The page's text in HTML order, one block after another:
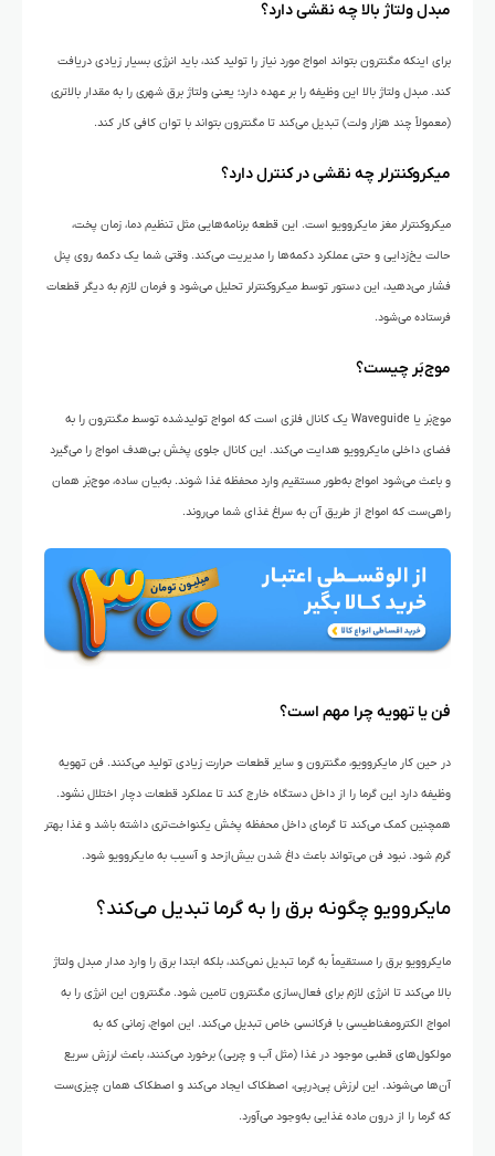
مبدل ولتاژ بالا چه نقشی دارد؟
برای اینکه مگنترون بتواند امواج مورد نیاز را تولید کند، باید انرژی بسیار زیادی دریافت
کند. مبدل ولتاژ بالا این وظیفه را بر عهده دارد؛ یعنی ولتاژ برق شهری را به مقدار بالاتری
(معمولاً چند هزار ولت) تبدیل می‌کند تا مگنترون بتواند با توان کافی کار کند.
میکروکنترلر چه نقشی در کنترل دارد؟
میکروکنترلر مغز مایکروویو است. این قطعه برنامه‌هایی مثل تنظیم دما، زمان پخت،
حالت یخ‌زدایی و حتی عملکرد دکمه‌ها را مدیریت می‌کند. وقتی شما یک دکمه روی پنل
فشار می‌دهید، این دستور توسط میکروکنترلر تحلیل می‌شود و فرمان لازم به دیگر قطعات
فرستاده می‌شود.
موج‌بَر چیست؟
موج‌بَر یا Waveguide یک کانال فلزی است که امواج تولیدشده توسط مگنترون را به
فضای داخلی مایکروویو هدایت می‌کند. این کانال جلوی پخش بی‌هدف امواج را می‌گیرد
و باعث می‌شود امواج به‌طور مستقیم وارد محفظه غذا شوند. به‌بیان ساده، موج‌بَر همان
راهی‌ست که امواج از طریق آن به سراغ غذای شما می‌روند.
فن یا تهویه چرا مهم است؟
در حین کار مایکروویو، مگنترون و سایر قطعات حرارت زیادی تولید می‌کنند. فن تهویه
وظیفه دارد این گرما را از داخل دستگاه خارج کند تا عملکرد قطعات دچار اختلال نشود.
همچنین کمک می‌کند تا گرمای داخل محفظه پخش یکنواخت‌تری داشته باشد و غذا بهتر
گرم شود. نبود فن می‌تواند باعث داغ شدن بیش‌ازحد و آسیب به مایکروویو شود.
مایکروویو چگونه برق را به گرما تبدیل می‌کند؟
مایکروویو برق را مستقیماً به گرما تبدیل نمی‌کند، بلکه ابتدا برق را وارد مدار مبدل ولتاژ
بالا می‌کند تا انرژی لازم برای فعال‌سازی مگنترون تامین شود. مگنترون این انرژی را به
امواج الکترومغناطیسی با فرکانسی خاص تبدیل می‌کند. این امواج، زمانی که به
مولکول‌های قطبی موجود در غذا (مثل آب و چربی) برخورد می‌کنند، باعث لرزش سریع
آن‌ها می‌شوند. این لرزش پی‌درپی، اصطکاک ایجاد می‌کند و اصطکاک همان چیزی‌ست
که گرما را از درون ماده غذایی به‌وجود می‌آورد.